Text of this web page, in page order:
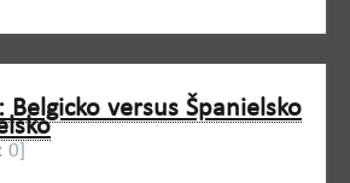
Belgicko versus Španielsko
0]